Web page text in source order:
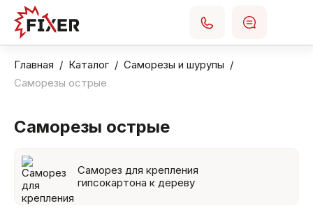
Главная Каталог
Саморезы и шурупы
Саморезы острые
Саморезы острые
Саморез для крепления
гипсокартона к дереву